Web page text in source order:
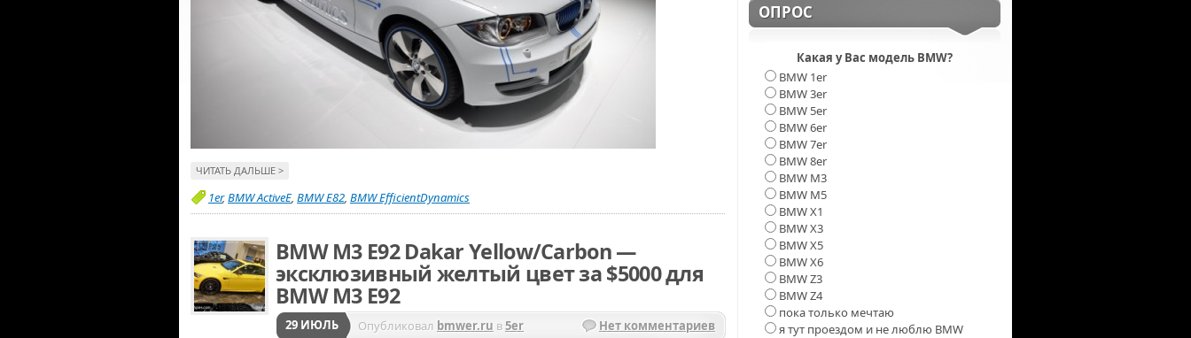
ЧИТАТЬ ДАЛЬШЕ >
1er,BMW ActiveE, BMW E82, BMW EfficientDynamics
BMW M3 E92 Dakar Yellow/Carbon —
эксклюзивный желтый цвет за $5000 для
BMW M3 E92
29 ИЮЛЬ Опубликовал bmwer.ru в5er
Нет комментариев
ОПРОС
Какая у Вас модель BMW?
BMW 1er
BMW 3er
BMW 5er
BMW 6er
BMW 7er
BMW 8er
BMW M3
BMW M5
BMW X1
BMW X3
BMW X5
BMW X6
BMW Z3
BMW Z4
пока только мечтаю
я тут проездом и не люблю BMW